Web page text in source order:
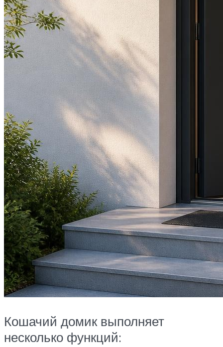
Кошачий домик выполняет
несколько функций: